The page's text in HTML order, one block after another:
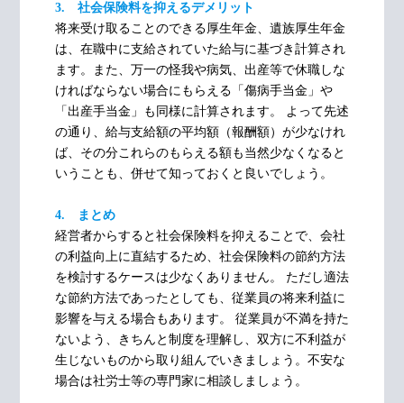
3. 社会保険料を抑えるデメリット
将来受け取ることのできる厚生年金、遺族厚生年金
は、在職中に支給されていた給与に基づき計算され
ます。また、万一の怪我や病気、出産等で休職しな
ければならない場合にもらえる「傷病手当金」や
「出産手当金」も同様に計算されます。 よって先述
の通り、給与支給額の平均額（報酬額）が少なけれ
ば、その分これらのもらえる額も当然少なくなると
いうことも、併せて知っておくと良いでしょう。
4. まとめ
経営者からすると社会保険料を抑えることで、会社
の利益向上に直結するため、社会保険料の節約方法
を検討するケースは少なくありません。 ただし適法
な節約方法であったとしても、従業員の将来利益に
影響を与える場合もあります。 従業員が不満を持た
ないよう、きちんと制度を理解し、双方に不利益が
生じないものから取り組んでいきましょう。不安な
場合は社労士等の専門家に相談しましょう。